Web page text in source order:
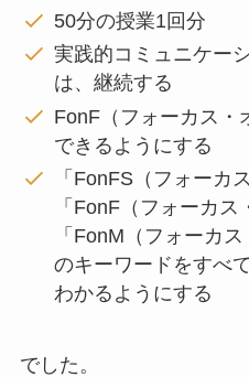
50分の授業1回分
実践的コミュニケー
は、継続する
FonF（フォーカス・
できるようにする
「FonFS（フォーカ
「FonF（フォーカス
「FonM（フォーカ
のキーワードをすべ
わかるようにする
でした。